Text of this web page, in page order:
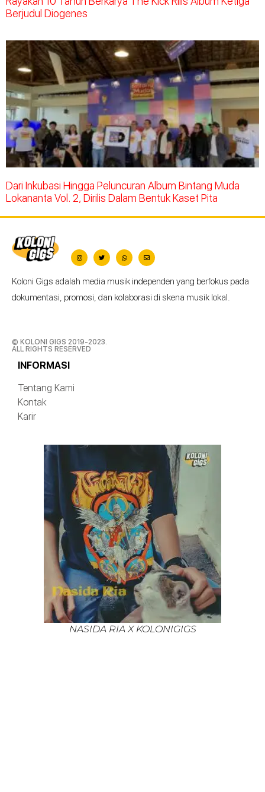
Berjudul Diogenes
Dari Inkubasi Hingga Peluncuran Album Bintang Muda
Lokananta Vol. 2, Dirilis Dalam Bentuk Kaset Pita
Koloni Gigs adalah media musik independen yang berfokus pada
dokumentasi, promosi, dan kolaborasi di skena musik lokal.
© KOLONI GIGS 2019-2023.
ALL RIGHTS RESERVED
INFORMASI
Tentang Kami
Kontak
Karir
NASIDA RIA X KOLONIGIGS